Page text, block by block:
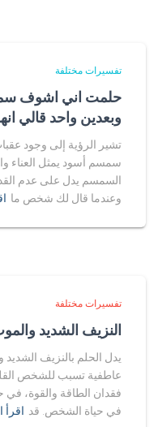
تفسيرات مختلفة
حلمت اني اشوف
وبعدين واحد قالي
تشير الرؤية إلى وجود
سمسم أسود يمثل العناء
السمسم يدل على عدم
وعندما قال لك شخص ما
تفسيرات مختلفة
النزيف الشديد
يدل الحلم بالنزيف
عاطفية تسبب للشخص
فقدان الطاقة والقوة، في
في حياة الشخص. قد اقرأ